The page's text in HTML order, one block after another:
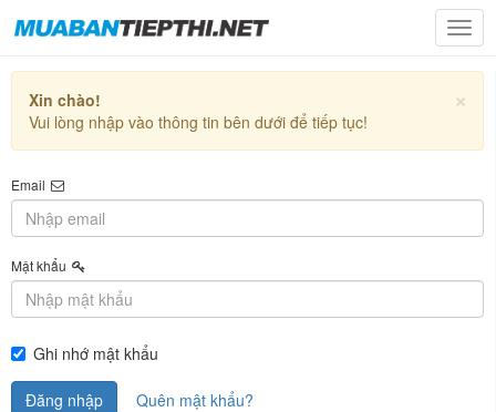
×
Xin chào!
Vui lòng nhập vào thông tin bên dưới để tiếp tục!
Email
Mật khẩu
Ghi nhớ mật khẩu
Quên mật khẩu?